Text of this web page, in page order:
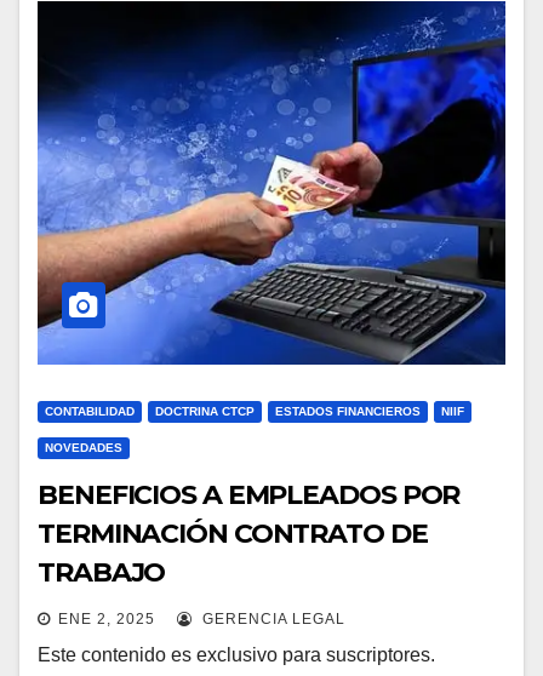
CONTABILIDAD DOCTRINA CTCP ESTADOS FINANCIEROS NIIF
NOVEDADES
BENEFICIOS A EMPLEADOS POR
TERMINACIÓN CONTRATO DE
TRABAJO
ENE 2, 2025 GERENCIA LEGAL
Este contenido es exclusivo para suscriptores.